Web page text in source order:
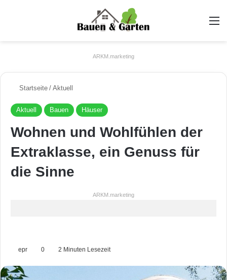
ARKM.marketing
Startseite / Aktuell
Aktuell Bauen Häuser
Wohnen und Wohlfühlen der
Extraklasse, ein Genuss für
die Sinne
ARKM.marketing
epr 0 2 Minuten Lesezeit